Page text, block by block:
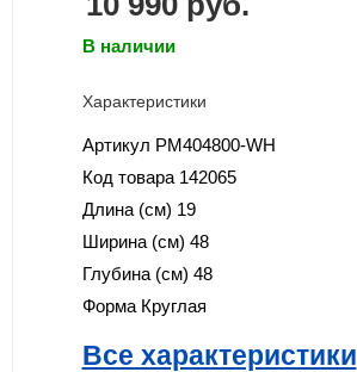
В наличии
Характеристики
Артикул PM404800-WH
Код товара 142065
Длина (см) 19
Ширина (см) 48
Глубина (см) 48
Форма Круглая
Все характеристики